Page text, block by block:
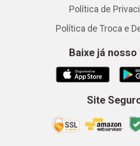
Política de
Política de Troca e
Baixe já nosso
Site